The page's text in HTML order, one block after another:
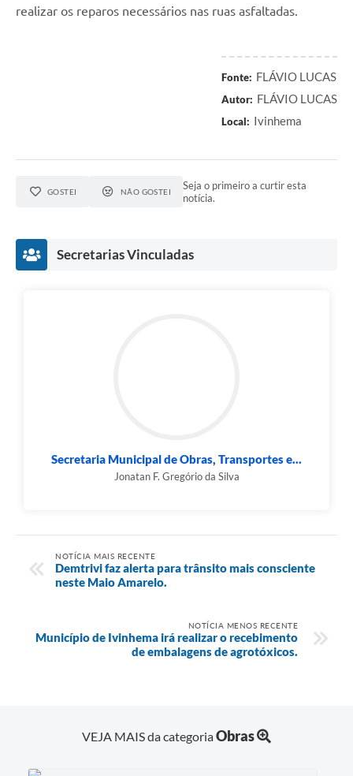
realizar os reparos necessários nas ruas asfaltadas.
Fonte: FLÁVIO LUCAS
Autor: FLÁVIO LUCAS
Local: Ivinhema
GOSTEI NÃO GOSTEI
Seja o primeiro a curtir esta
notícia.
Secretarias Vinculadas
Secretaria Municipal de Obras, Transportes e...
Jonatan F. Gregório da Silva
NOTÍCIA MAIS RECENTE
Demtrivi faz alerta para trânsito mais consciente
neste Maio Amarelo.
NOTÍCIA MENOS RECENTE
Município de Ivinhema irá realizar o recebimento
de embalagens de agrotóxicos.
VEJA MAIS da categoriaObras